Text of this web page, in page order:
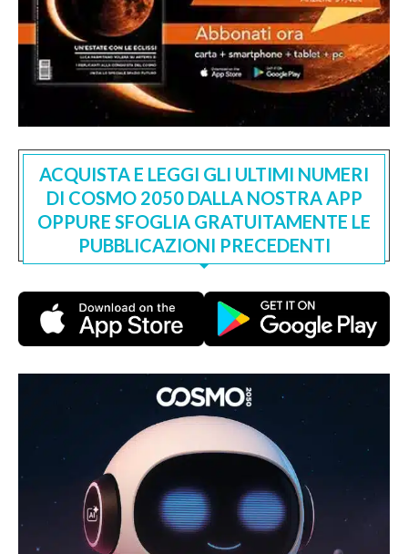
ACQUISTA E LEGGI GLI ULTIMI NUMERI
DI COSMO 2050 DALLA NOSTRA APP
OPPURE SFOGLIA GRATUITAMENTE LE
PUBBLICAZIONI PRECEDENTI